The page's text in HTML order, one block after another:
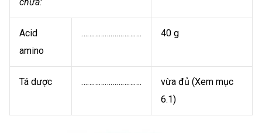
Acid
amino
…………………………. 40 g
Tá dược ………………………….
vừa đủ (Xem mục
6.1)